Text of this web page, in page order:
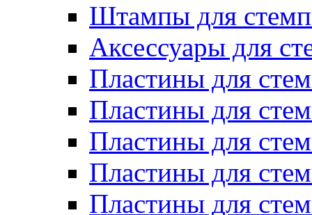
Штампы для
Аксессуары для
Пластины для
Пластины для
Пластины для
Пластины для
Пластины для